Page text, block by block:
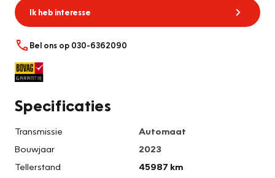
Ik heb interesse
Bel ons op 030-6362090
Specificaties
Transmissie
Automaat
Bouwjaar
2023
Tellerstand
45987 km